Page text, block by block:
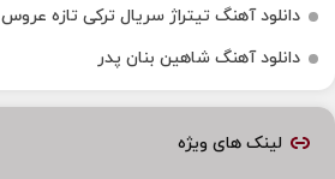
دانلود آهنگ تیتراژ سریال ترکی تازه عروس
دانلود آهنگ شاهین بنان پدر
لینک های ویژه